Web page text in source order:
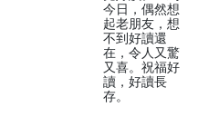
今日，偶然想
起老朋友，想
不到好讀還
在，令人又驚
又喜。祝福好
讀，好讀長
存。